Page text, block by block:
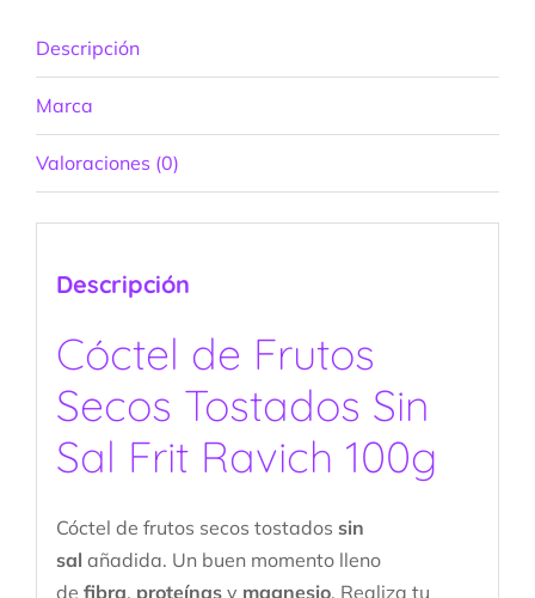
Descripción
Marca
Valoraciones (0)
Descripción
Cóctel de Frutos
Secos Tostados Sin
Sal Frit Ravich 100g
Cóctel de frutos secos tostados sin
sal añadida. Un buen momento lleno
de fibra, proteínasy magnesio. Realiza tu